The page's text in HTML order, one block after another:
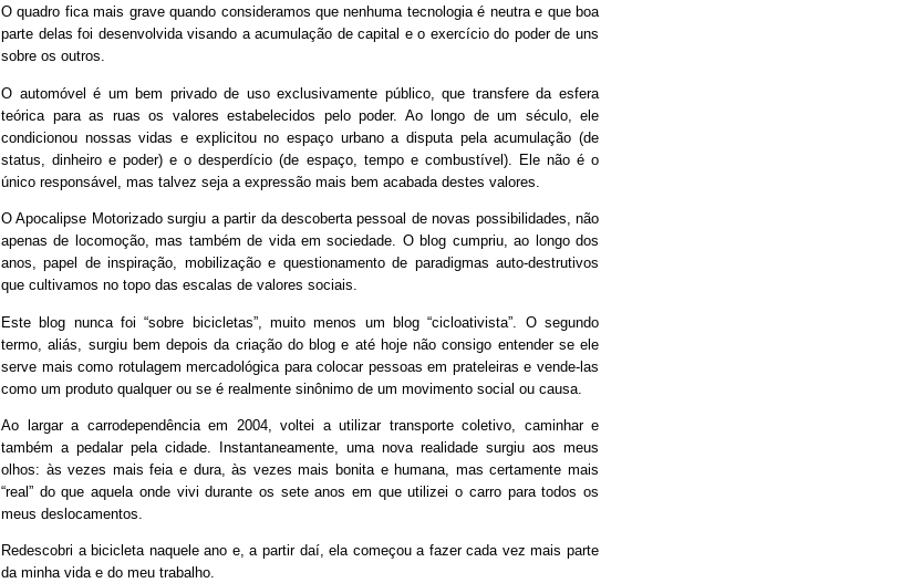
O quadro fica mais grave quando consideramos que nenhuma tecnologia é neutra e que boa
parte delas foi desenvolvida visando a acumulação de capital e o exercício do poder de uns
sobre os outros.
O automóvel é um bem privado de uso exclusivamente público, que transfere da esfera
teórica para as ruas os valores estabelecidos pelo poder. Ao longo de um século, ele
condicionou nossas vidas e explicitou no espaço urbano a disputa pela acumulação (de
status, dinheiro e poder) e o desperdício (de espaço, tempo e combustível). Ele não é o
único responsável, mas talvez seja a expressão mais bem acabada destes valores.
O Apocalipse Motorizado surgiu a partir da descoberta pessoal de novas possibilidades, não
apenas de locomoção, mas também de vida em sociedade. O blog cumpriu, ao longo dos
anos, papel de inspiração, mobilização e questionamento de paradigmas auto-destrutivos
que cultivamos no topo das escalas de valores sociais.
Este blog nunca foi “sobre bicicletas”, muito menos um blog “cicloativista”. O segundo
termo, aliás, surgiu bem depois da criação do blog e até hoje não consigo entender se ele
serve mais como rotulagem mercadológica para colocar pessoas em prateleiras e vende-las
como um produto qualquer ou se é realmente sinônimo de um movimento social ou causa.
Ao largar a carrodependência em 2004, voltei a utilizar transporte coletivo, caminhar e
também a pedalar pela cidade. Instantaneamente, uma nova realidade surgiu aos meus
olhos: às vezes mais feia e dura, às vezes mais bonita e humana, mas certamente mais
“real” do que aquela onde vivi durante os sete anos em que utilizei o carro para todos os
meus deslocamentos.
Redescobri a bicicleta naquele ano e, a partir daí, ela começou a fazer cada vez mais parte
da minha vida e do meu trabalho.